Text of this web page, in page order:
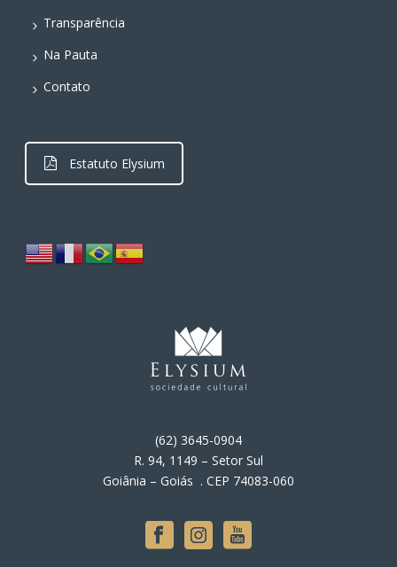
Transparência
Na Pauta
Contato
Estatuto Elysium
(62) 3645-0904
R. 94, 1149 – Setor Sul
Goiânia – Goiás . CEP 74083-060